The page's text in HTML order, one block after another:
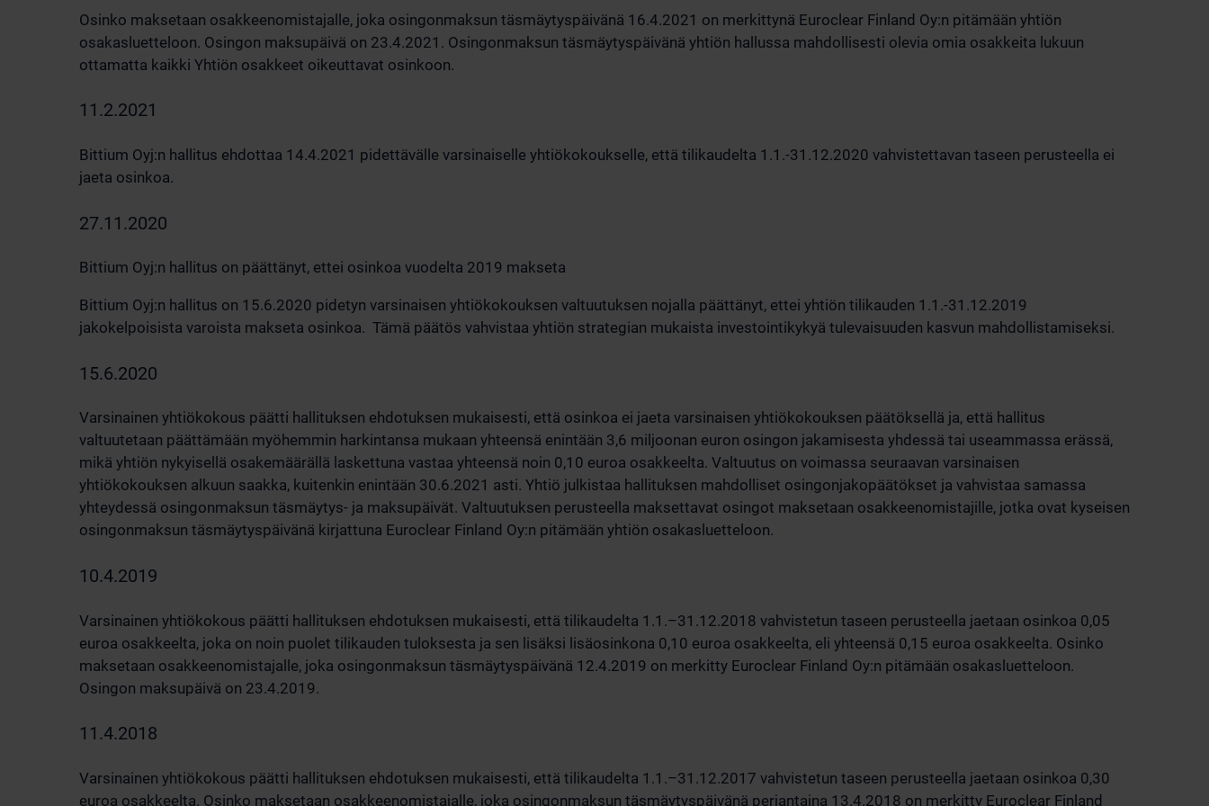
Osinko maksetaan osakkeenomistajalle, joka osingonmaksun täsmäytyspäivänä 16.4.2021 on merkittynä Euroclear Finland Oy:n pitämään yhtiön
osakasluetteloon. Osingon maksupäivä on 23.4.2021. Osingonmaksun täsmäytyspäivänä yhtiön hallussa mahdollisesti olevia omia osakkeita lukuun
ottamatta kaikki Yhtiön osakkeet oikeuttavat osinkoon.
11.2.2021
Bittium Oyj:n hallitus ehdottaa 14.4.2021 pidettävälle varsinaiselle yhtiökokoukselle, että tilikaudelta 1.1.-31.12.2020 vahvistettavan taseen perusteella ei
jaeta osinkoa.
27.11.2020
Bittium Oyj:n hallitus on päättänyt, ettei osinkoa vuodelta 2019 makseta
Bittium Oyj:n hallitus on 15.6.2020 pidetyn varsinaisen yhtiökokouksen valtuutuksen nojalla päättänyt, ettei yhtiön tilikauden 1.1.-31.12.2019
jakokelpoisista varoista makseta osinkoa. Tämä päätös vahvistaa yhtiön strategian mukaista investointikykyä tulevaisuuden kasvun mahdollistamiseksi.
15.6.2020
Varsinainen yhtiökokous päätti hallituksen ehdotuksen mukaisesti, että osinkoa ei jaeta varsinaisen yhtiökokouksen päätöksellä ja, että hallitus
valtuutetaan päättämään myöhemmin harkintansa mukaan yhteensä enintään 3,6 miljoonan euron osingon jakamisesta yhdessä tai useammassa erässä,
mikä yhtiön nykyisellä osakemäärällä laskettuna vastaa yhteensä noin 0,10 euroa osakkeelta. Valtuutus on voimassa seuraavan varsinaisen
yhtiökokouksen alkuun saakka, kuitenkin enintään 30.6.2021 asti. Yhtiö julkistaa hallituksen mahdolliset osingonjakopäätökset ja vahvistaa samassa
yhteydessä osingonmaksun täsmäytys- ja maksupäivät. Valtuutuksen perusteella maksettavat osingot maksetaan osakkeenomistajille, jotka ovat kyseisen
osingonmaksun täsmäytyspäivänä kirjattuna Euroclear Finland Oy:n pitämään yhtiön osakasluetteloon.
10.4.2019
Varsinainen yhtiökokous päätti hallituksen ehdotuksen mukaisesti, että tilikaudelta 1.1.–31.12.2018 vahvistetun taseen perusteella jaetaan osinkoa 0,05
euroa osakkeelta, joka on noin puolet tilikauden tuloksesta ja sen lisäksi lisäosinkona 0,10 euroa osakkeelta, eli yhteensä 0,15 euroa osakkeelta. Osinko
maksetaan osakkeenomistajalle, joka osingonmaksun täsmäytyspäivänä 12.4.2019 on merkitty Euroclear Finland Oy:n pitämään osakasluetteloon.
Osingon maksupäivä on 23.4.2019.
11.4.2018
Varsinainen yhtiökokous päätti hallituksen ehdotuksen mukaisesti, että tilikaudelta 1.1.–31.12.2017 vahvistetun taseen perusteella jaetaan osinkoa 0,30
euroa osakkeelta. Osinko maksetaan osakkeenomistajalle, joka osingonmaksun täsmäytyspäivänä perjantaina 13.4.2018 on merkitty Euroclear Finland